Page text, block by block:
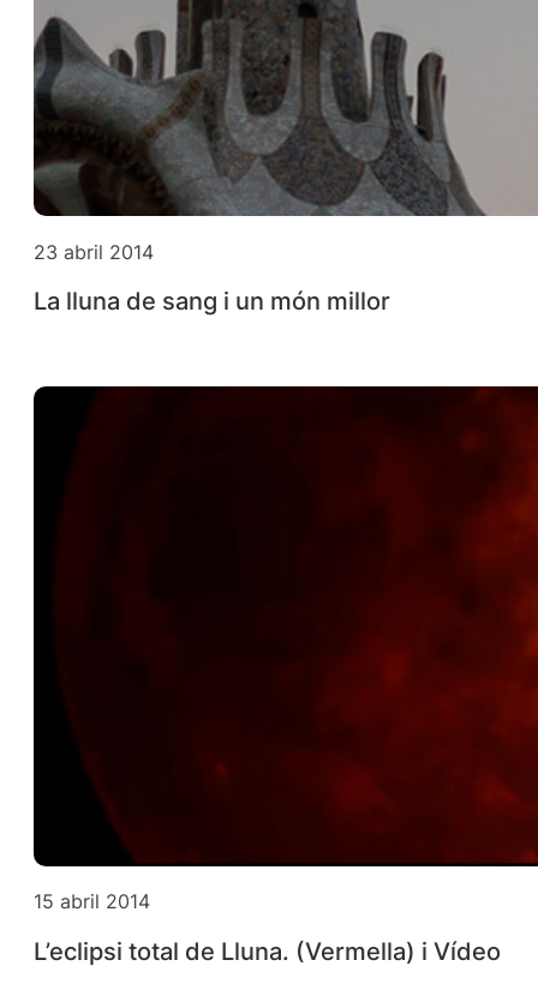
23 abril 2014
La lluna de sang i un món millor
15 abril 2014
L’eclipsi total de Lluna. (Vermella) i Vídeo